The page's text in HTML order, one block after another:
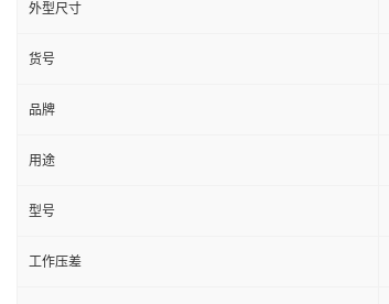
外型尺寸
货号
品牌
用途
型号
工作压差